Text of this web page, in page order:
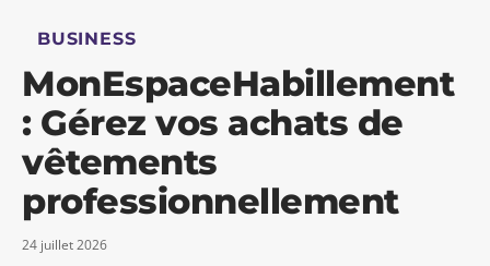
BUSINESS
MonEspaceHabillement
: Gérez vos achats de
vêtements
professionnellement
24 juillet 2026